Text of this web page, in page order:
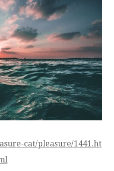
cat/pleasure/1441.ht